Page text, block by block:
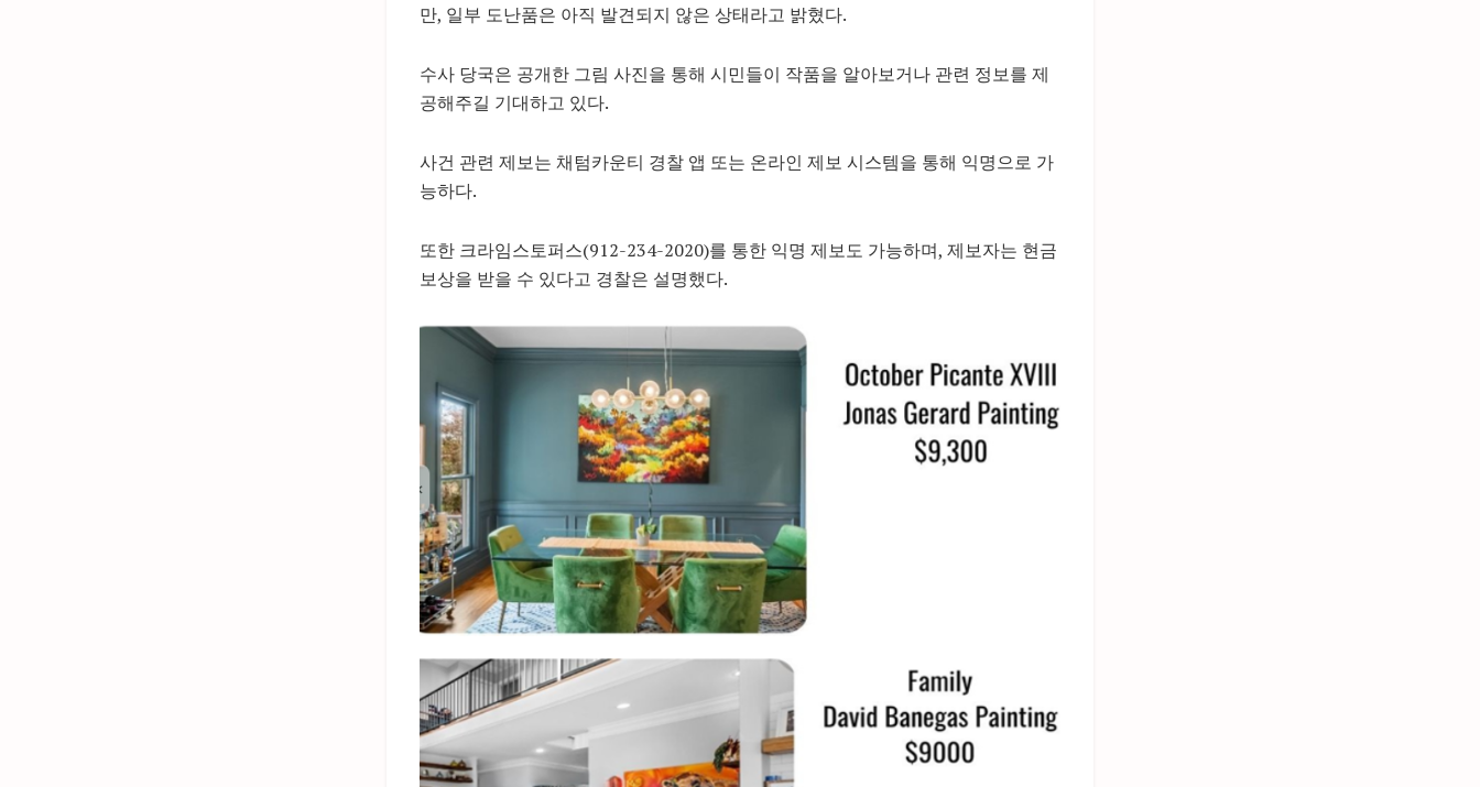
만, 일부 도난품은 아직 발견되지 않은 상태라고 밝혔다.
수사 당국은 공개한 그림 사진을 통해 시민들이 작품을 알아보거나 관련 정보를 제
공해주길 기대하고 있다.
사건 관련 제보는 채텀카운티 경찰 앱 또는 온라인 제보 시스템을 통해 익명으로 가
능하다.
또한 크라임스토퍼스(912-234-2020)를 통한 익명 제보도 가능하며, 제보자는 현금
보상을 받을 수 있다고 경찰은 설명했다.